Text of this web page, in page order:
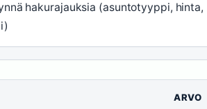
hakurajauksia (asuntotyyppi, hinta,
ARVO